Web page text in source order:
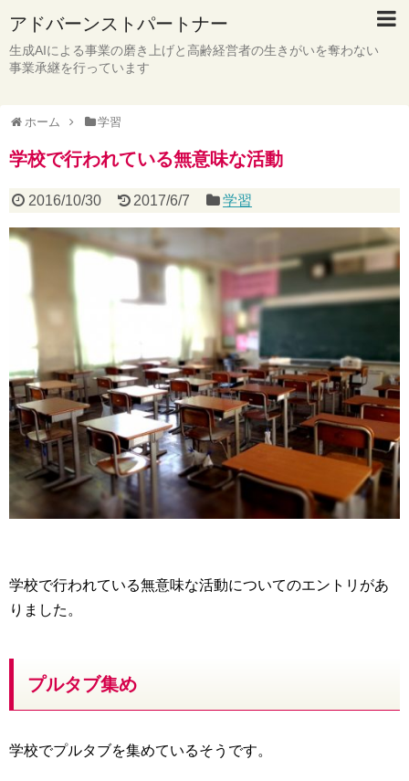
アドバーンストパートナー
生成AIによる事業の磨き上げと高齢経営者の生きがいを奪わない
事業承継を行っています
ホーム 学習
学校で行われている無意味な活動
2016/10/30 2017/6/7 学習
学校で行われている無意味な活動についてのエントリがあ
りました。
プルタブ集め
学校でプルタブを集めているそうです。